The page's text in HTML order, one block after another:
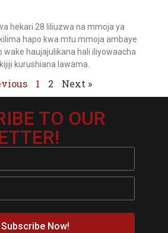
hekari 28 liliuzwa na mmoja ya
hapo kwa mtu mmoja ambaye
haujajulikana hali iliyowaacha
kurushiana lawama.
1 2 Next »
TO OUR
Subscribe Now!